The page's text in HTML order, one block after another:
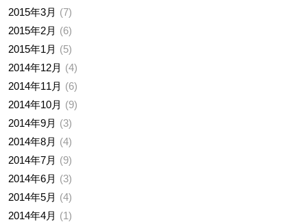
2015年3月
7
2015年2月
6
2015年1月
5
2014年12月
4
2014年11月
6
2014年10月
9
2014年9月
3
2014年8月
4
2014年7月
9
2014年6月
3
2014年5月
4
2014年4月
1